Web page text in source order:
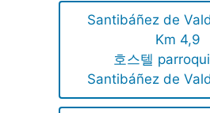
Santibáñez de
Km 4,9
호스텔
Santibáñez de